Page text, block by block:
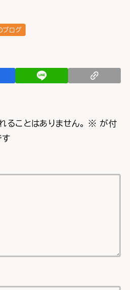
ブログ
ることはありません。 ※ が付
す